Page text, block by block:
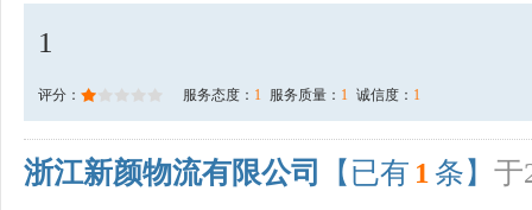
1
评分： 服务态度： 1 服务质量： 1 诚信度： 1
浙江新颜物流有限公司 【已有 1 条】 于